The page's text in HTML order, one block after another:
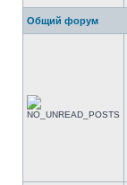
Общий форум